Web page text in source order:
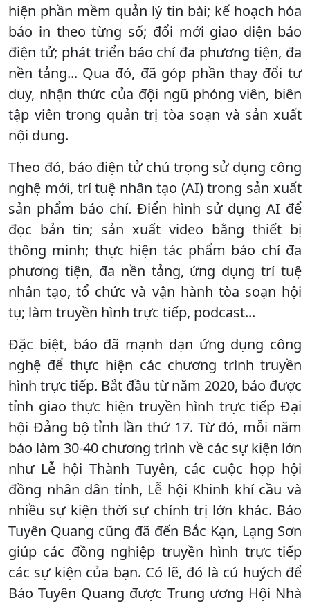
hiện phần mềm quản lý tin bài; kế hoạch hóa
báo in theo từng số; đổi mới giao diện báo
điện tử; phát triển báo chí đa phương tiện, đa
nền tảng... Qua đó, đã góp phần thay đổi tư
duy, nhận thức của đội ngũ phóng viên, biên
tập viên trong quản trị tòa soạn và sản xuất
nội dung.
Theo đó, báo điện tử chú trọng sử dụng công
nghệ mới, trí tuệ nhân tạo (AI) trong sản xuất
sản phẩm báo chí. Điển hình sử dụng AI để
đọc bản tin; sản xuất video bằng thiết bị
thông minh; thực hiện tác phẩm báo chí đa
phương tiện, đa nền tảng, ứng dụng trí tuệ
nhân tạo, tổ chức và vận hành tòa soạn hội
tụ; làm truyền hình trực tiếp, podcast...
Đặc biệt, báo đã mạnh dạn ứng dụng công
nghệ để thực hiện các chương trình truyền
hình trực tiếp. Bắt đầu từ năm 2020, báo được
tỉnh giao thực hiện truyền hình trực tiếp Đại
hội Đảng bộ tỉnh lần thứ 17. Từ đó, mỗi năm
báo làm 30-40 chương trình về các sự kiện lớn
như Lễ hội Thành Tuyên, các cuộc họp hội
đồng nhân dân tỉnh, Lễ hội Khinh khí cầu và
nhiều sự kiện thời sự chính trị lớn khác. Báo
Tuyên Quang cũng đã đến Bắc Kạn, Lạng Sơn
giúp các đồng nghiệp truyền hình trực tiếp
các sự kiện của bạn. Có lẽ, đó là cú huých để
Báo Tuyên Quang được Trung ương Hội Nhà